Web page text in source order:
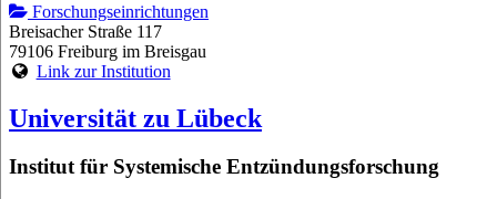
Forschungseinrichtungen
Breisacher Straße 117
79106 Freiburg im Breisgau
Link zur Institution
Universität zu Lübeck
Institut für Systemische Entzündungsforschung